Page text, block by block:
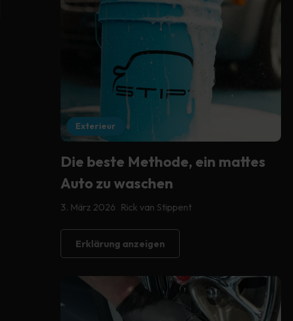
Exterieur
Die beste Methode, ein mattes
Auto zu waschen
3. März 2026 Rick van Stippent
Erklärung anzeigen